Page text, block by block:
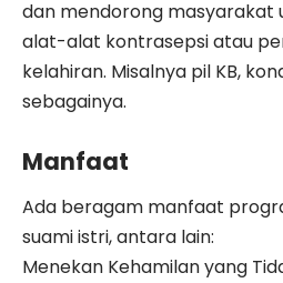
dan mendorong masyarakat
alat-alat kontrasepsi atau
kelahiran. Misalnya pil KB,
sebagainya.
Manfaat
Ada beragam manfaat
suami istri, antara lain:
Menekan Kehamilan yang